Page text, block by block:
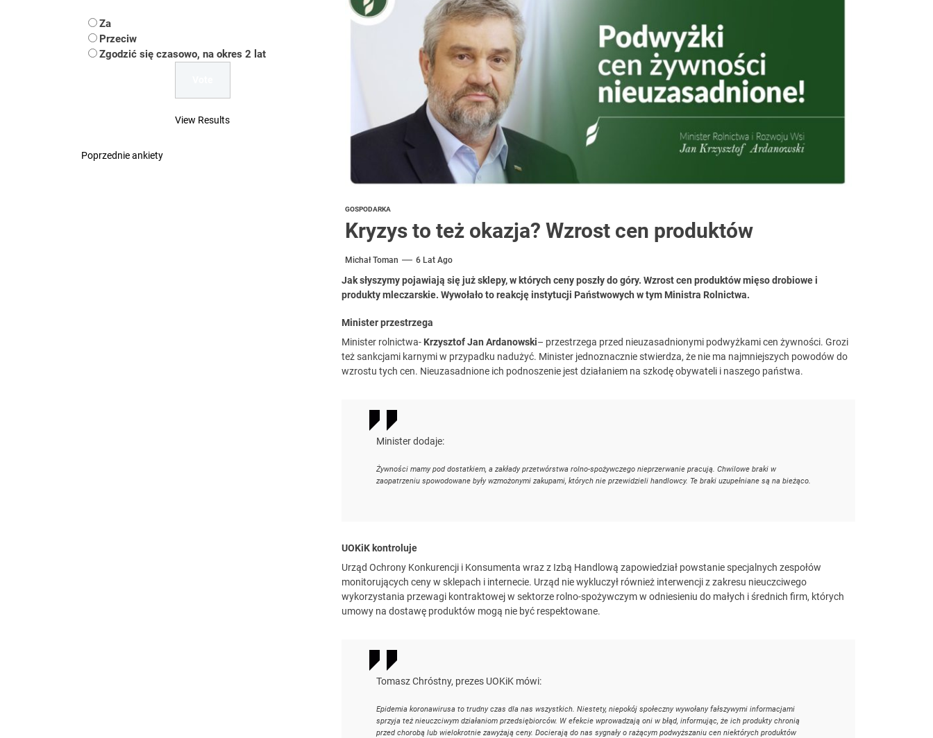
Uwaga Dębieńsko – woda nieprzydatna do spożycia!!!
Dość komentowania kolejnych afer w ochronie zdrowia — czas zacząć mówić o rozwiązaniach
GOSPODARKA
Kryzys to też okazja? Wzrost cen produktów
Michał Toman 6 Lat Ago
Jak słyszymy pojawiają się już sklepy, w których ceny poszły do góry. Wzrost cen produktów mięso drobiowe i
produkty mleczarskie. Wywołało to reakcję instytucji Państwowych w tym Ministra Rolnictwa.
Minister przestrzega
Minister rolnictwa-Krzysztof Jan Ardanowski– przestrzega przed nieuzasadnionymi podwyżkami cen żywności. Grozi
też sankcjami karnymi w przypadku nadużyć. Minister jednoznacznie stwierdza, że nie ma najmniejszych powodów do
wzrostu tych cen. Nieuzasadnione ich podnoszenie jest działaniem na szkodę obywateli i naszego państwa.
Minister dodaje:
Żywności mamy pod dostatkiem, a zakłady przetwórstwa rolno-spożywczego nieprzerwanie pracują. Chwilowe braki w
zaopatrzeniu spowodowane były wzmożonymi zakupami, których nie przewidzieli handlowcy. Te braki uzupełniane są na bieżąco.
UOKiK kontroluje
Urząd Ochrony Konkurencji i Konsumenta wraz z Izbą Handlową zapowiedział powstanie specjalnych zespołów
monitorujących ceny w sklepach i internecie. Urząd nie wykluczył również interwencji z zakresu nieuczciwego
wykorzystania przewagi kontraktowej w sektorze rolno-spożywczym w odniesieniu do małych i średnich firm, których
umowy na dostawę produktów mogą nie być respektowane.
Tomasz Chróstny, prezes UOKiK mówi:
Epidemia koronawirusa to trudny czas dla nas wszystkich. Niestety, niepokój społeczny wywołany fałszywymi informacjami
sprzyja też nieuczciwym działaniom przedsiębiorców. W efekcie wprowadzają oni w błąd, informując, że ich produkty chronią
przed chorobą lub wielokrotnie zawyżają ceny. Docierają do nas sygnały o rażącym podwyższaniu cen niektórych produktów
Za
Przeciw
Zgodzić się czasowo, na okres 2 lat
View Results
Poprzednie ankiety